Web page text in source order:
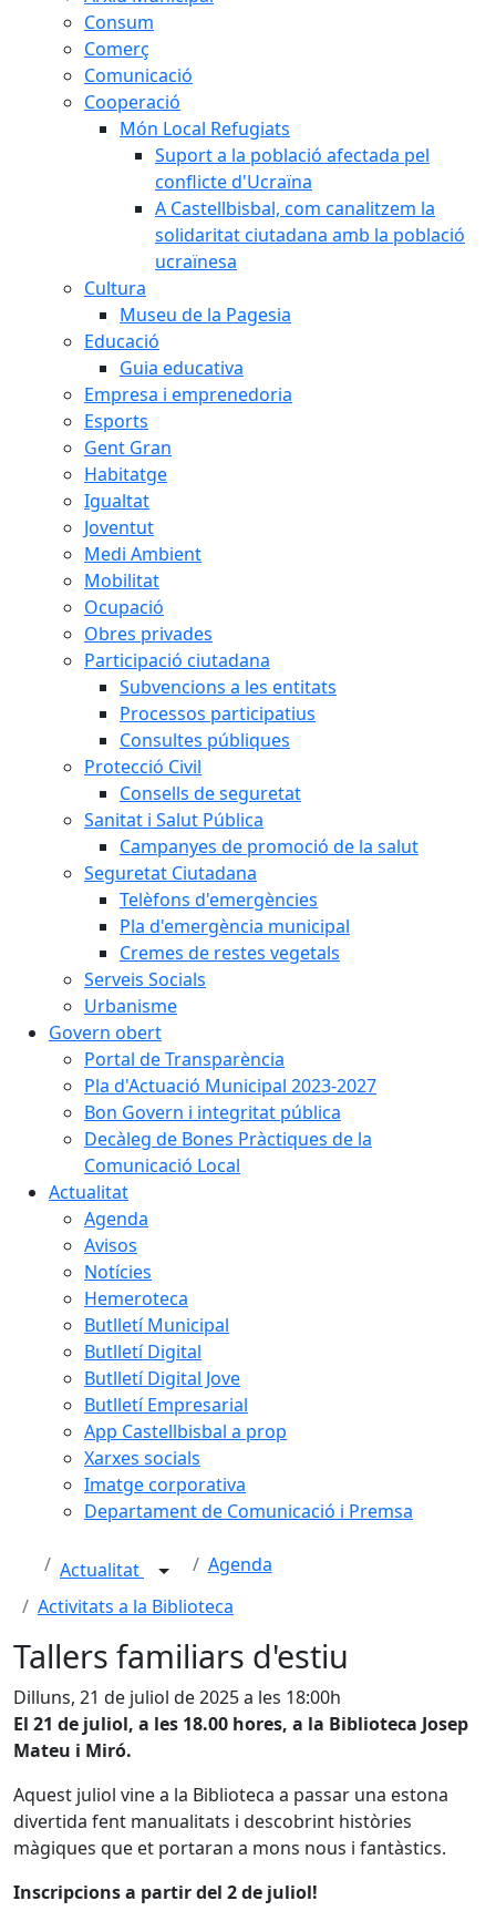
Consum
Comerç
Comunicació
Cooperació
Món Local Refugiats
Suport a la població afectada pel
conflicte d'Ucraïna
A Castellbisbal, com canalitzem la
solidaritat ciutadana amb la població
ucraïnesa
Cultura
Museu de la Pagesia
Educació
Guia educativa
Empresa i emprenedoria
Esports
Gent Gran
Habitatge
Igualtat
Joventut
Medi Ambient
Mobilitat
Ocupació
Obres privades
Participació ciutadana
Subvencions a les entitats
Processos participatius
Consultes públiques
Protecció Civil
Consells de seguretat
Sanitat i Salut Pública
Campanyes de promoció de la salut
Seguretat Ciutadana
Telèfons d'emergències
Pla d'emergència municipal
Cremes de restes vegetals
Serveis Socials
Urbanisme
Govern obert
Portal de Transparència
Pla d'Actuació Municipal 2023-2027
Bon Govern i integritat pública
Decàleg de Bones Pràctiques de la
Comunicació Local
Actualitat
Agenda
Avisos
Notícies
Hemeroteca
Butlletí Municipal
Butlletí Digital
Butlletí Digital Jove
Butlletí Empresarial
App Castellbisbal a prop
Xarxes socials
Imatge corporativa
Departament de Comunicació i Premsa
Actualitat
Agenda
Activitats a la Biblioteca
Tallers familiars d'estiu
Dilluns, 21 de juliol de 2025 a les 18:00h
El 21 de juliol, a les 18.00 hores, a la Biblioteca Josep
Mateu i Miró.
Aquest juliol vine a la Biblioteca a passar una estona
divertida fent manualitats i descobrint històries
màgiques que et portaran a mons nous i fantàstics.
Inscripcions a partir del 2 de juliol!